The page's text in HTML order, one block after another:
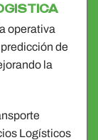
operativa
de
la
Logísticos